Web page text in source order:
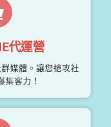
代運營
媒體。讓您搶攻社
集客力！